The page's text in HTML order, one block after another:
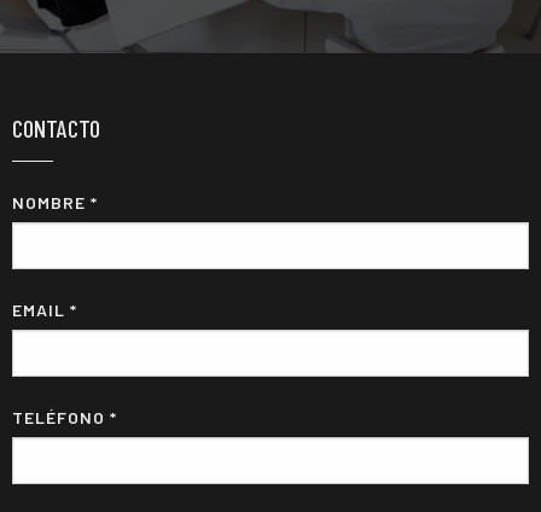
CONTACTO
NOMBRE *
EMAIL *
TELÉFONO *